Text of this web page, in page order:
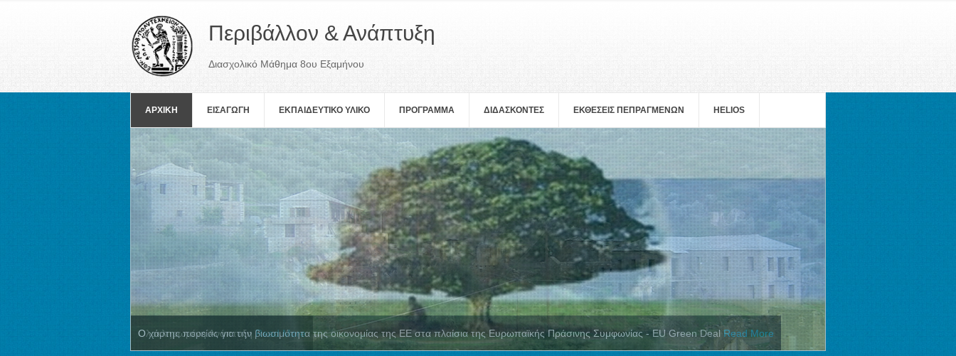
Περιβάλλον & Ανάπτυξη
Διασχολικό Μάθημα 8ου Εξαμήνου
ΑΡΧΙΚΗ ΕΙΣΑΓΩΓΗ ΕΚΠΑΙΔΕΥΤΙΚΟ ΥΛΙΚΟ ΠΡOΓΡΑΜΜΑ ΔΙΔΑΣΚΟΝΤΕΣ ΕΚΘΕΣΕΙΣ ΠΕΠΡΑΓΜΕΝΩΝ HELIOS
Ολοκληρωμένη Ανάπτυξη Read More